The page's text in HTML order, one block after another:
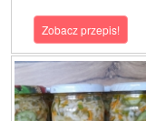
Zobacz przepis!